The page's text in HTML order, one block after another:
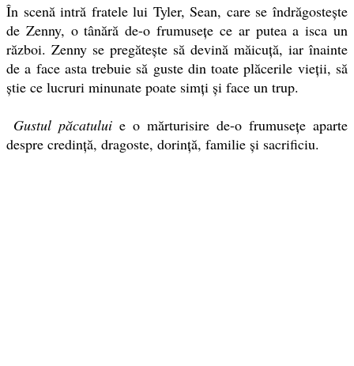
În scenă intră fratele lui Tyler, Sean, care se îndrăgostește
de Zenny, o tânără de-o frumusețe ce ar putea a isca un
război. Zenny se pregătește să devină măicuță, iar înainte
de a face asta trebuie să guste din toate plăcerile vieții, să
știe ce lucruri minunate poate simți și face un trup.
Gustul păcatului e o mărturisire de-o frumusețe aparte
despre credință, dragoste, dorință, familie și sacrificiu.